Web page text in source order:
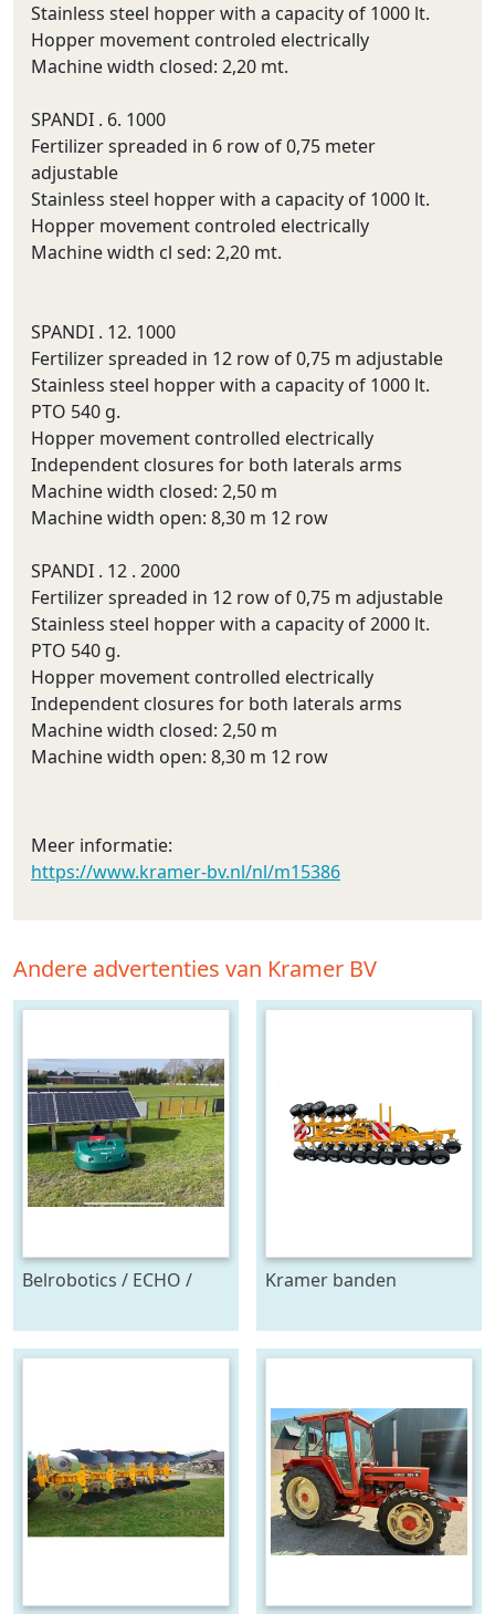
Stainless steel hopper with a capacity of 1000 lt.
Hopper movement controled electrically
Machine width closed: 2,20 mt.
SPANDI . 6. 1000
Fertilizer spreaded in 6 row of 0,75 meter
adjustable
Stainless steel hopper with a capacity of 1000 lt.
Hopper movement controled electrically
Machine width cl sed: 2,20 mt.
SPANDI . 12. 1000
Fertilizer spreaded in 12 row of 0,75 m adjustable
Stainless steel hopper with a capacity of 1000 lt.
PTO 540 g.
Hopper movement controlled electrically
Independent closures for both laterals arms
Machine width closed: 2,50 m
Machine width open: 8,30 m 12 row
SPANDI . 12 . 2000
Fertilizer spreaded in 12 row of 0,75 m adjustable
Stainless steel hopper with a capacity of 2000 lt.
PTO 540 g.
Hopper movement controlled electrically
Independent closures for both laterals arms
Machine width closed: 2,50 m
Machine width open: 8,30 m 12 row
Meer informatie:
https://www.kramer-bv.nl/nl/m15386
Andere advertenties van Kramer BV
Belrobotics / ECHO /
leverancier
zonnepanelen accu
Kramer banden